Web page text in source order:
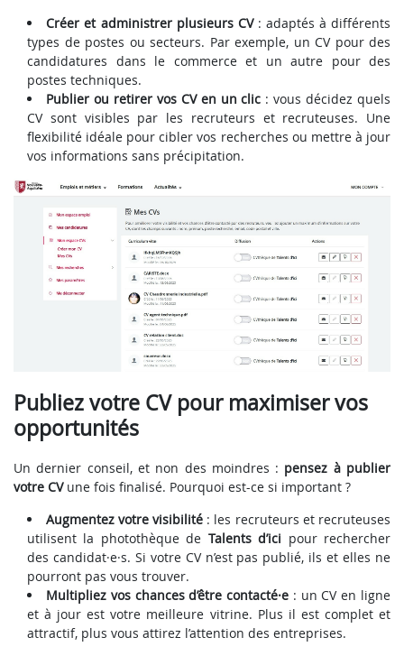
Créer et administrer plusieurs CV: adaptés à différents
types de postes ou secteurs. Par exemple, un CV pour des
candidatures dans le commerce et un autre pour des
postes techniques.
Publier ou retirer vos CV en un clic : vous décidez quels
CV sont visibles par les recruteurs et recruteuses. Une
flexibilité idéale pour cibler vos recherches ou mettre à jour
vos informations sans précipitation.
Publiez votre CV pour maximiser vos
opportunités
Un dernier conseil, et non des moindres : pensez à publier
votre CVune fois finalisé. Pourquoi est-ce si important ?
Augmentez votre visibilité: les recruteurs et recruteuses
utilisent la photothèque de Talents d’ici pour rechercher
des candidat·e·s. Si votre CV n’est pas publié, ils et elles ne
pourront pas vous trouver.
Multipliez vos chances d’être contacté·e : un CV en ligne
et à jour est votre meilleure vitrine. Plus il est complet et
attractif, plus vous attirez l’attention des entreprises.